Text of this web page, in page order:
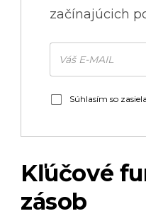
začínajúcich
Súhlasím so
Kľúčové
zásob